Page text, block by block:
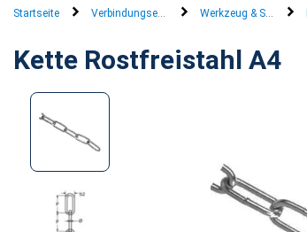
Startseite Verbindungselemente Werkzeug & Systeme
Kette Rostfreistahl A4